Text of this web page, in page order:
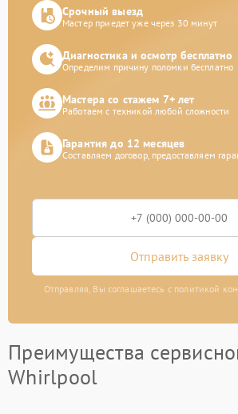
Срочный выезд
Мастер приедет уже через 30 минут
Диагностика и осмотр бесплатно
Определим причину поломки бесплатно
Мастера со стажем 7+ лет
Работаем с техникой любой сложности
Гарантия до 12 месяцев
Составляем договор, предоставляем
Отправить заявку
Отправляя, Вы соглашаетесь с политикой
Преимущества
Whirlpool